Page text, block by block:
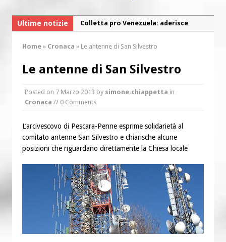
Ultime notizie
Colletta pro Venezuela: aderisce
Fine vita: la Chiesa Cattolica inglese si
mobilita contro il suicidio assistito
Montesilvano: “Tanta la devozione”
“Chiediamo al Signore di capire ciò che
è buono, giusto e santo per la nostra
vita”
Home » Cronaca » Le antenne di San Silvestro
Le antenne di San Silvestro
Posted on 7 Marzo 2013 by simone.chiappetta in
Cronaca // 0 Comments
L’arcivescovo di Pescara-Penne esprime solidarietà al
comitato antenne San Silvestro e chiarische alcune
posizioni che riguardano direttamente la Chiesa locale